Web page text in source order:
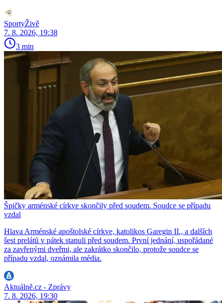
SportyŽivě
7. 8. 2026, 19:38
3 min
Špičky arménské církve skončily před soudem. Soudce se případu
vzdal
Hlava Arménské apoštolské církve, katolikos Garegin II., a dalších
šest prelátů v pátek stanuli před soudem. První jednání, uspořádané
za zavřenými dveřmi, ale zakrátko skončilo, protože soudce se
případu vzdal, oznámila média.
Aktuálně.cz - Zprávy
7. 8. 2026, 19:30